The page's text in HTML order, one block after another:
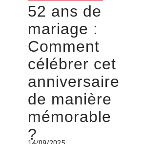
52 ans de
mariage :
Comment
célébrer cet
anniversaire
de manière
mémorable
?